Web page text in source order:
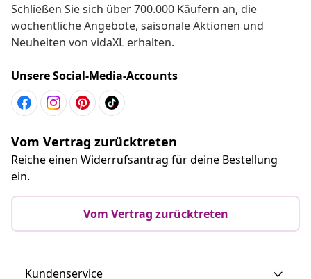
Schließen Sie sich über 700.000 Käufern an, die
wöchentliche Angebote, saisonale Aktionen und
Neuheiten von vidaXL erhalten.
Unsere Social-Media-Accounts
Vom Vertrag zurücktreten
Reiche einen Widerrufsantrag für deine Bestellung
ein.
Vom Vertrag zurücktreten
Kundenservice